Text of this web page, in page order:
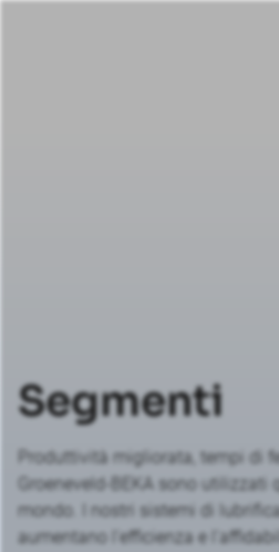
Segmenti
Produttività migliorata, tempi di
Groeneveld-BEKA sono
mondo. I nostri sistemi di
aumentano l'efficienza e